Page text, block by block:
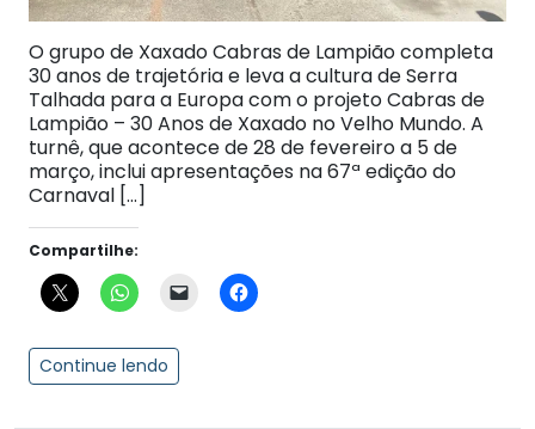
O grupo de Xaxado Cabras de Lampião completa
30 anos de trajetória e leva a cultura de Serra
Talhada para a Europa com o projeto Cabras de
Lampião – 30 Anos de Xaxado no Velho Mundo. A
turnê, que acontece de 28 de fevereiro a 5 de
março, inclui apresentações na 67ª edição do
Carnaval […]
Compartilhe:
Continue lendo